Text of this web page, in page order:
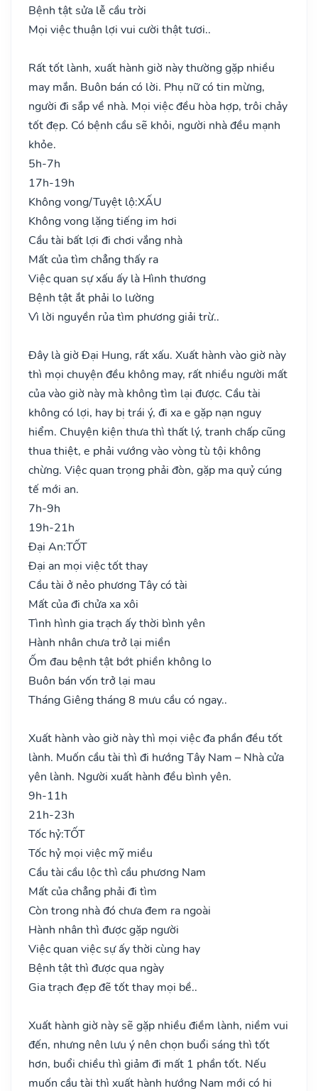
Bệnh tật sửa lễ cầu trời
Mọi việc thuận lợi vui cười thật tươi..
Rất tốt lành, xuất hành giờ này thường gặp nhiều
may mắn. Buôn bán có lời. Phụ nữ có tin mừng,
người đi sắp về nhà. Mọi việc đều hòa hợp, trôi chảy
tốt đẹp. Có bệnh cầu sẽ khỏi, người nhà đều mạnh
khỏe.
5h-7h
17h-19h
Không vong/Tuyệt lộ:XẤU
Không vong lặng tiếng im hơi
Cầu tài bất lợi đi chơi vắng nhà
Mất của tìm chẳng thấy ra
Việc quan sự xấu ấy là Hình thương
Bệnh tật ắt phải lo lường
Vì lời nguyền rủa tìm phương giải trừ..
Đây là giờ Đại Hung, rất xấu. Xuất hành vào giờ này
thì mọi chuyện đều không may, rất nhiều người mất
của vào giờ này mà không tìm lại được. Cầu tài
không có lợi, hay bị trái ý, đi xa e gặp nạn nguy
hiểm. Chuyện kiện thưa thì thất lý, tranh chấp cũng
thua thiệt, e phải vướng vào vòng tù tội không
chừng. Việc quan trọng phải đòn, gặp ma quỷ cúng
tế mới an.
7h-9h
19h-21h
Đại An:TỐT
Đại an mọi việc tốt thay
Cầu tài ở nẻo phương Tây có tài
Mất của đi chửa xa xôi
Tình hình gia trạch ấy thời bình yên
Hành nhân chưa trở lại miền
Ốm đau bệnh tật bớt phiền không lo
Buôn bán vốn trở lại mau
Tháng Giêng tháng 8 mưu cầu có ngay..
Xuất hành vào giờ này thì mọi việc đa phần đều tốt
lành. Muốn cầu tài thì đi hướng Tây Nam – Nhà cửa
yên lành. Người xuất hành đều bình yên.
9h-11h
21h-23h
Tốc hỷ:TỐT
Tốc hỷ mọi việc mỹ miều
Cầu tài cầu lộc thì cầu phương Nam
Mất của chẳng phải đi tìm
Còn trong nhà đó chưa đem ra ngoài
Hành nhân thì được gặp người
Việc quan việc sự ấy thời cùng hay
Bệnh tật thì được qua ngày
Gia trạch đẹp đẽ tốt thay mọi bề..
Xuất hành giờ này sẽ gặp nhiều điềm lành, niềm vui
đến, nhưng nên lưu ý nên chọn buổi sáng thì tốt
hơn, buổi chiều thì giảm đi mất 1 phần tốt. Nếu
muốn cầu tài thì xuất hành hướng Nam mới có hi